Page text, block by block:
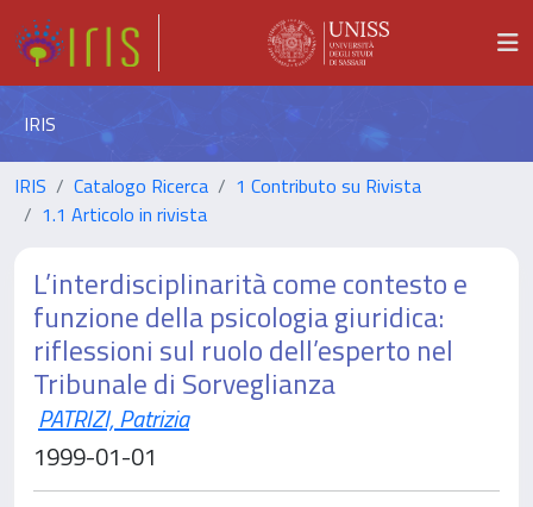
IRIS
IRIS Catalogo Ricerca
1 Contributo su Rivista
1.1 Articolo in rivista
L’interdisciplinarità come contesto e
funzione della psicologia giuridica:
riflessioni sul ruolo dell’esperto nel
Tribunale di Sorveglianza
PATRIZI, Patrizia
1999-01-01